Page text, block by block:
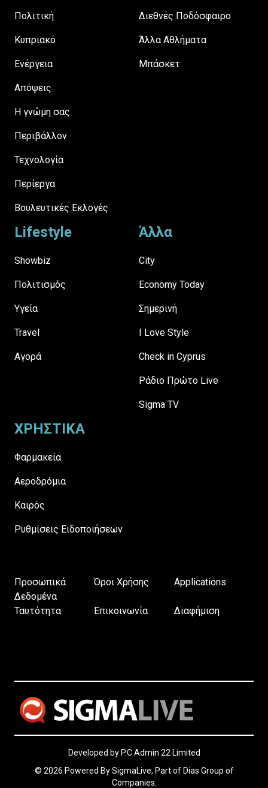
Πολιτική
Κυπριακό
Ενέργεια
Απόψεις
H γνώμη σας
Περιβάλλον
Τεχνολογία
Περίεργα
Βουλευτικές Εκλογές
Διεθνές Ποδόσφαιρο
Άλλα Αθλήματα
Μπάσκετ
Lifestyle
Showbiz
Πολιτισμός
Υγεία
Travel
Αγορά
Άλλα
City
Economy Today
Σημερινή
I Love Style
Check in Cyprus
Ράδιο Πρώτο Live
Sigma TV
ΧΡΗΣΤΙΚΑ
Φαρμακεία
Αεροδρόμια
Καιρός
Ρυθμίσεις Ειδοποιήσεων
Προσωπικά
Δεδομένα
Όροι Χρήσης Applications
Ταυτότητα Επικοινωνία Διαφήμιση
Developed by P.C Admin 22 Limited
© 2026 Powered By SigmaLive, Part of Dias Group of
Companies.